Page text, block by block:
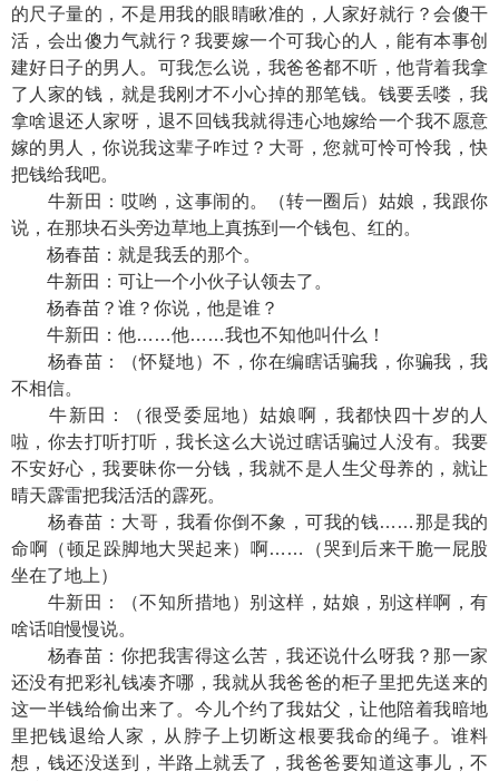
的尺子量的，不是用我的眼睛瞅准的，人家好就行？会傻干
活，会出傻力气就行？我要嫁一个可我心的人，能有本事创
建好日子的男人。可我怎么说，我爸爸都不听，他背着我拿
了人家的钱，就是我刚才不小心掉的那笔钱。钱要丢喽，我
拿啥退还人家呀，退不回钱我就得违心地嫁给一个我不愿意
嫁的男人，你说我这辈子咋过？大哥，您就可怜可怜我，快
把钱给我吧。
牛新田：哎哟，这事闹的。（转一圈后）姑娘，我跟你
说，在那块石头旁边草地上真拣到一个钱包、红的。
杨春苗：就是我丢的那个。
牛新田：可让一个小伙子认领去了。
杨春苗？谁？你说，他是谁？
牛新田：他……他……我也不知他叫什么！
杨春苗：（怀疑地）不，你在编瞎话骗我，你骗我，我
不相信。
牛新田：（很受委屈地）姑娘啊，我都快四十岁的人
啦，你去打听打听，我长这么大说过瞎话骗过人没有。我要
不安好心，我要昧你一分钱，我就不是人生父母养的，就让
晴天霹雷把我活活的霹死。
杨春苗：大哥，我看你倒不象，可我的钱……那是我的
命啊（顿足跺脚地大哭起来）啊……（哭到后来干脆一屁股
坐在了地上）
牛新田：（不知所措地）别这样，姑娘，别这样啊，有
啥话咱慢慢说。
杨春苗：你把我害得这么苦，我还说什么呀我？那一家
还没有把彩礼钱凑齐哪，我就从我爸爸的柜子里把先送来的
这一半钱给偷出来了。今儿个约了我姑父，让他陪着我暗地
里把钱退给人家，从脖子上切断这根要我命的绳子。谁料
想，钱还没送到，半路上就丢了，我爸爸要知道这事儿，不